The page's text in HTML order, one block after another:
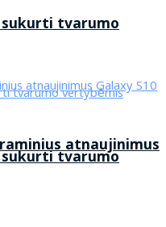
tvarumo
tvarumo
atnaujinimus